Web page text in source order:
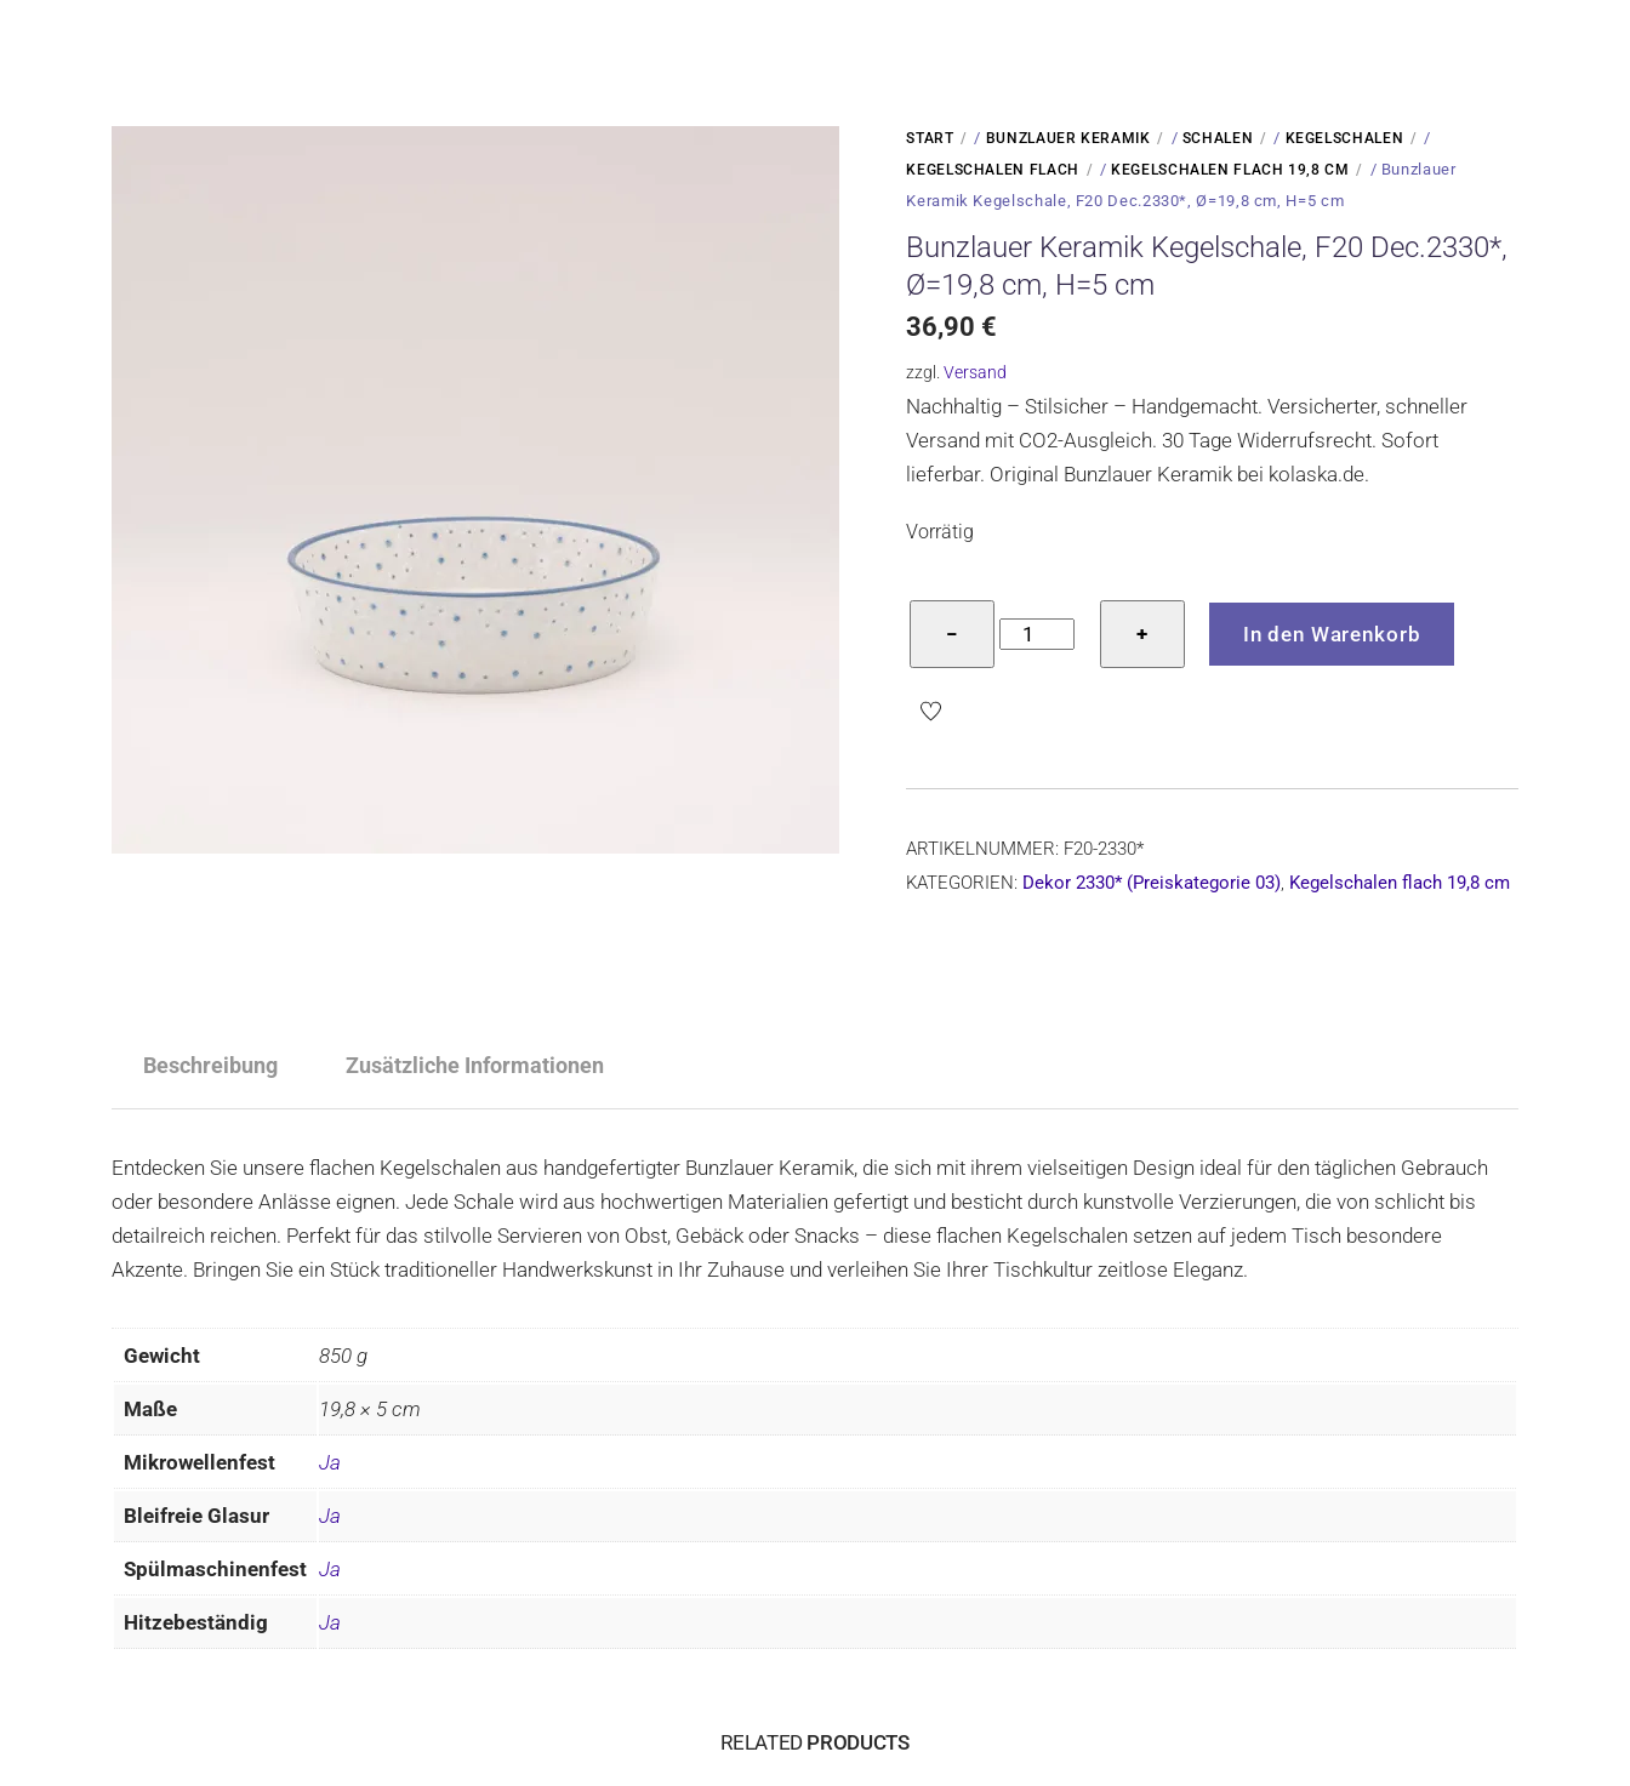
START / BUNZLAUER KERAMIK / SCHALEN / KEGELSCHALEN /
KEGELSCHALEN FLACH /KEGELSCHALEN FLACH 19,8 CM
/ Bunzlauer
Keramik Kegelschale, F20 Dec.2330*, Ø=19,8 cm, H=5 cm
Bunzlauer Keramik Kegelschale, F20 Dec.2330*,
Ø=19,8 cm, H=5 cm
36,90 €
zzgl.Versand
Nachhaltig – Stilsicher – Handgemacht. Versicherter, schneller
Versand mit CO2-Ausgleich. 30 Tage Widerrufsrecht. Sofort
lieferbar. Original Bunzlauer Keramik bei kolaska.de.
Vorrätig
−
Bunzlauer
Keramik
Ø=19,8
H=5
cm
+ In den Warenkorb
ARTIKELNUMMER: F20-2330*
KATEGORIEN: Dekor 2330* (Preiskategorie 03), Kegelschalen flach 19,8 cm
Beschreibung Zusätzliche Informationen
Entdecken Sie unsere flachen Kegelschalen aus handgefertigter Bunzlauer Keramik, die sich mit ihrem vielseitigen Design ideal für den täglichen Gebrauch
oder besondere Anlässe eignen. Jede Schale wird aus hochwertigen Materialien gefertigt und besticht durch kunstvolle Verzierungen, die von schlicht bis
detailreich reichen. Perfekt für das stilvolle Servieren von Obst, Gebäck oder Snacks – diese flachen Kegelschalen setzen auf jedem Tisch besondere
Akzente. Bringen Sie ein Stück traditioneller Handwerkskunst in Ihr Zuhause und verleihen Sie Ihrer Tischkultur zeitlose Eleganz.
Gewicht 850 g
Maße 19,8 × 5 cm
Mikrowellenfest Ja
Bleifreie Glasur Ja
Spülmaschinenfest Ja
Hitzebeständig Ja
RELATEDPRODUCTS